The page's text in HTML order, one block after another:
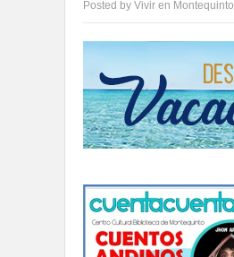
Posted by Vivir en Montequinto